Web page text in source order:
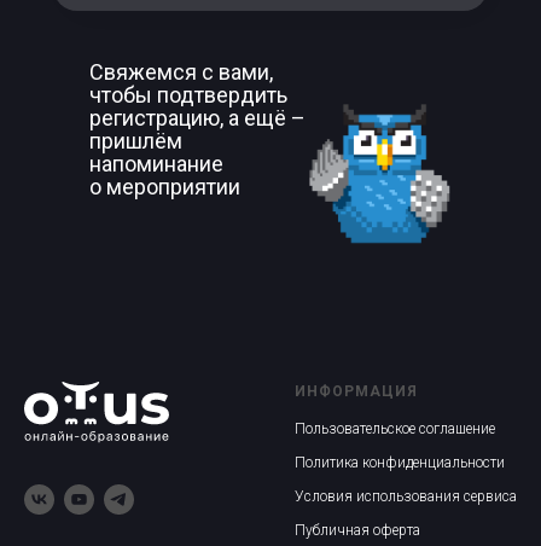
Свяжемся с вами,
чтобы подтвердить
регистрацию, а ещё –
пришлём
напоминание
о мероприятии
ИНФОРМАЦИЯ
Пользовательское соглашение
Политика конфиденциальности
Условия использования сервиса
Публичная оферта